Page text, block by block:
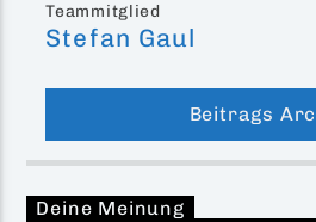
Teammitglied
Stefan Gaul
Beitrags
Deine Meinung